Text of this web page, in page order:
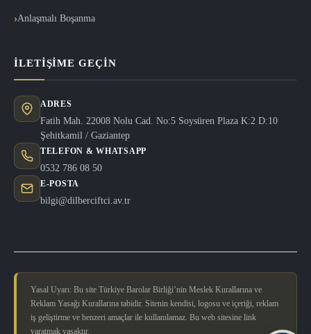
Anlaşmalı Boşanma
İLETIŞIME GEÇIN
ADRES
Fatih Mah. 22008 Nolu Cad. No:5 Soysüren Plaza K:2 D:10
Şehitkamil / Gaziantep
TELEFON & WHATSAPP
0532 786 08 50
E-POSTA
bilgi@dilberciftci.av.tr
Yasal Uyarı: Bu site Türkiye Barolar Birliği’nin Meslek Kurallarına ve
Reklam Yasağı Kurallarına tabidir. Sitenin kendisi, logosu ve içeriği, reklam
iş geliştirme ve benzeri amaçlar ile kullanılamaz. Bu web sitesine link
yaratmak yasaktır.